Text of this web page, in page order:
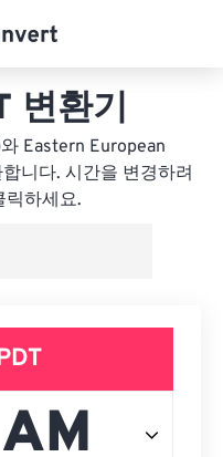
변환기
Eastern European
니다. 시간을 변경하려
릭하세요.